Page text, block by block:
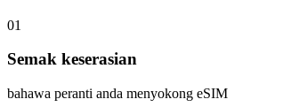
01
Semak keserasian
bahawa peranti anda menyokong eSIM